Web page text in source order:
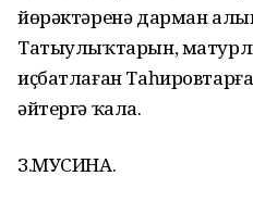
йөрәктәренә дарман
Татыулыҡтарын,
иҫбатлаған
әйтергә ҡала.
З.МУСИНА.